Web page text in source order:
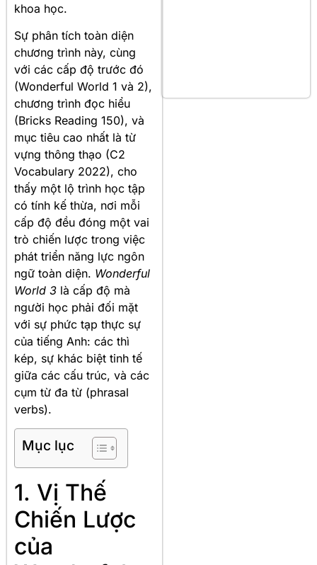
khoa học.
Sự phân tích toàn diện
chương trình này, cùng
với các cấp độ trước đó
(Wonderful World 1 và 2),
chương trình đọc hiểu
(Bricks Reading 150), và
mục tiêu cao nhất là từ
vựng thông thạo (C2
Vocabulary 2022), cho
thấy một lộ trình học tập
có tính kế thừa, nơi mỗi
cấp độ đều đóng một vai
trò chiến lược trong việc
phát triển năng lực ngôn
ngữ toàn diện. Wonderful
World 3 là cấp độ mà
người học phải đối mặt
với sự phức tạp thực sự
của tiếng Anh: các thì
kép, sự khác biệt tinh tế
giữa các cấu trúc, và các
cụm từ đa từ (phrasal
verbs).
Mục lục
1. Vị Thế
Chiến Lược
của